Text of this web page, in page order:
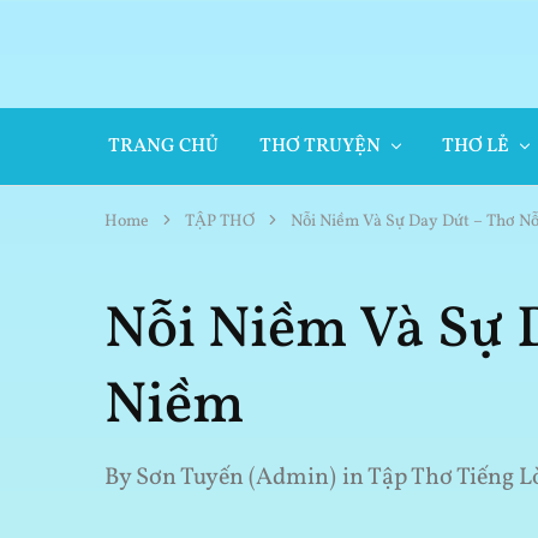
TRANG CHỦ THƠ TRUYỆN THƠ LẺ
Home TẬP THƠ Nỗi Niềm Và Sự Day Dứt – Thơ
Nỗi Niềm Và Sự
Niềm
BySơn Tuyến (Admin) inTập Thơ Tiếng